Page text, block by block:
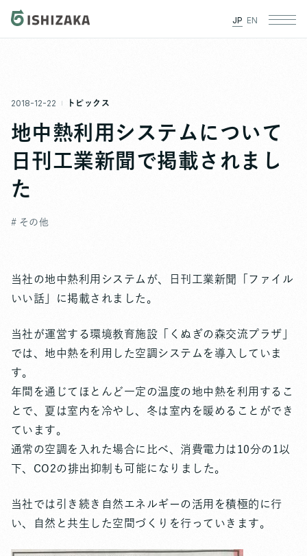
JP EN
2018-12-22 トピックス
地中熱利用システムについて
日刊工業新聞で掲載されまし
た
# その他
当社の地中熱利用システムが、日刊工業新聞「ファイル
いい話」に掲載されました。
当社が運営する環境教育施設「くぬぎの森交流プラザ」
では、地中熱を利用した空調システムを導入していま
す。
年間を通じてほとんど一定の温度の地中熱を利用するこ
とで、夏は室内を冷やし、冬は室内を暖めることができ
ています。
通常の空調を入れた場合に比べ、消費電力は10分の1以
下、CO2の排出抑制も可能になりました。
当社では引き続き自然エネルギーの活用を積極的に行
い、自然と共生した空間づくりを行っていきます。